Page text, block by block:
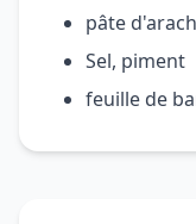
pâte
Sel, piment
feuille de